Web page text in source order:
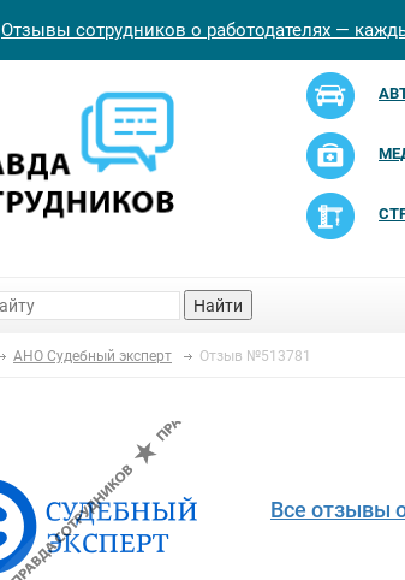
Отзывы сотрудников о работодателях —
Найти
АНО Судебный эксперт Отзыв №513781
Все отзывы